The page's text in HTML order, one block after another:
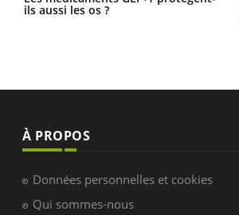
ils aussi les os ?
À PROPOS
Données personnelles et cookies
Qui sommes-nous